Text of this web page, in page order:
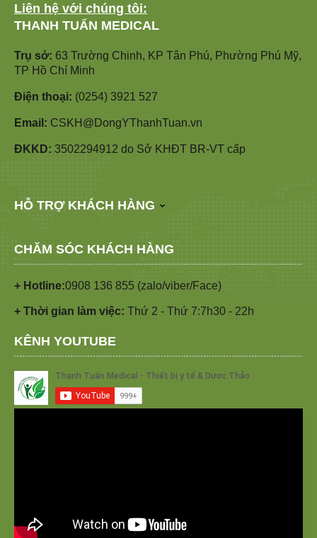
Liên hệ với chúng tôi:
THANH TUẤN MEDICAL
Trụ sở: 63 Trường Chinh, KP Tân Phú, Phường Phú Mỹ,
TP Hồ Chí Minh
Điện thoại: (0254) 3921 527
Email: CSKH@DongYThanhTuan.vn
ĐKKD: 3502294912 do Sở KHĐT BR-VT cấp
HỖ TRỢ KHÁCH HÀNG
CHĂM SÓC KHÁCH HÀNG
+ Hotline:0908 136 855 (zalo/viber/Face)
+ Thời gian làm việc: Thứ 2 - Thứ 7:7h30 - 22h
KÊNH YOUTUBE